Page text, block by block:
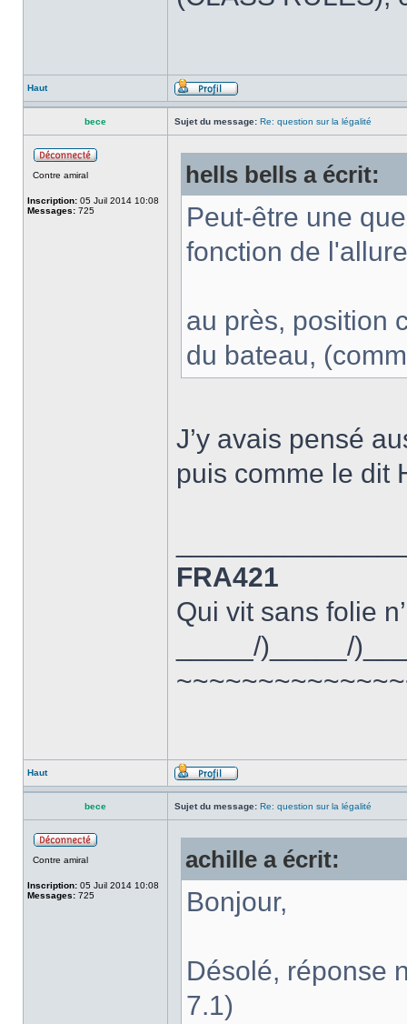
Haut
bece Sujet du message: Re: question sur la légalité
Contre amiral
Inscription: 05 Juil 2014 10:08
Messages: 725
hells bells a écrit:
Peut-être une
fonction de
au près, position
du bateau,
J’y avais pensé
puis comme le dit
FRA421
Qui vit sans folie
_____/)_____/
Haut
bece Sujet du message: Re: question sur la légalité
Contre amiral
Inscription: 05 Juil 2014 10:08
Messages: 725
achille a écrit:
Bonjour,
Désolé, réponse
7.1)